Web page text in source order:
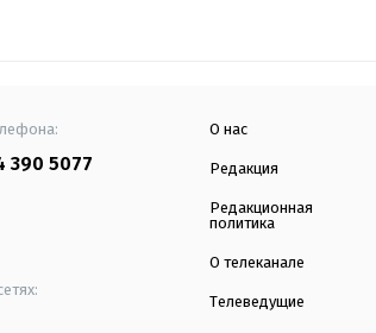
390 5077
О нас
Редакция
Редакционная
политика
О телеканале
Телеведущие